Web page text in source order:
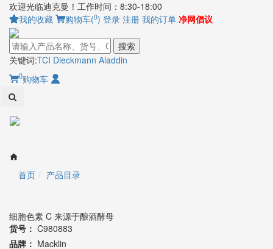
欢迎光临迪克曼！工作时间：8:30-18:00
我的收藏
购物车(0) 登录 注册 我的订单 净网倡议
搜索
关键词:TCI Dieckmann Aladdin
0购物车
首页 产品目录
细胞色素 C 来源于酿酒酵母
货号： C980883
品牌： Macklin